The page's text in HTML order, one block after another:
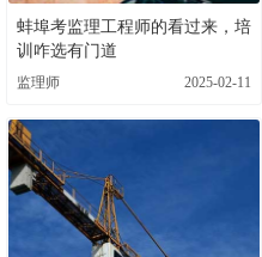
蚌埠考监理工程师的看过来，培
训咋选有门道
监理师 2025-02-11